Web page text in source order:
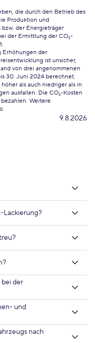
die durch den Betrieb des
Produktion und
der Energieträger
der Ermittlung der CO₂-
Erhöhungen der
ist unsicher,
von drei angenommenen
30. Juni 2024 berechnet.
als auch niedriger als in
ausfallen. Die CO₂-Kosten
Weitere
9.8.2026
Lackierung?
der
und
nach